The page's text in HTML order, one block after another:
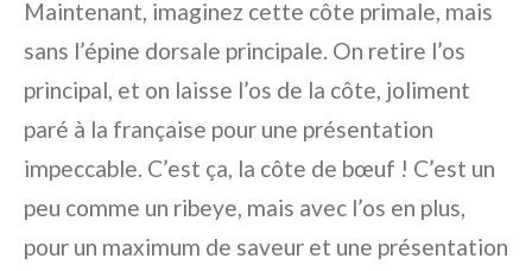
Maintenant, imaginez cette côte primale, mais
sans l’épine dorsale principale. On retire l’os
principal, et on laisse l’os de la côte, joliment
paré à la française pour une présentation
impeccable. C’est ça, la côte de bœuf ! C’est un
peu comme un ribeye, mais avec l’os en plus,
pour un maximum de saveur et une présentation